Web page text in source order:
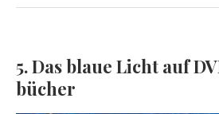
5. Das blaue Licht auf
bücher